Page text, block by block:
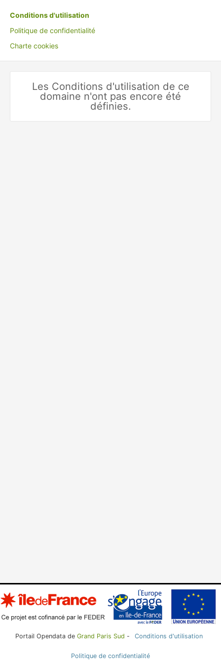
Conditions d'utilisation
Politique de confidentialité
Charte cookies
Les Conditions d'utilisation de ce
domaine n'ont pas encore été
définies.
Portail Opendata de Grand Paris Sud - Conditions d'utilisation
Politique de confidentialité